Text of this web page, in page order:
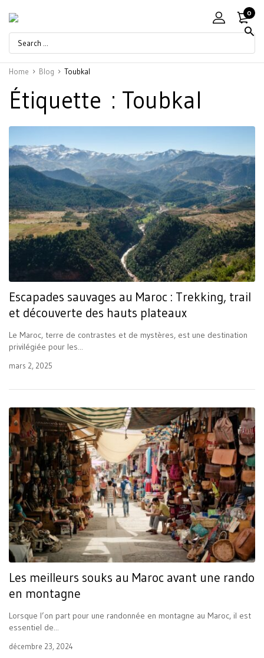
0
Home Blog Toubkal
Étiquette : Toubkal
Escapades sauvages au Maroc : Trekking, trail
et découverte des hauts plateaux
Le Maroc, terre de contrastes et de mystères, est une destination
privilégiée pour les...
mars 2, 2025
Les meilleurs souks au Maroc avant une rando
en montagne
Lorsque l’on part pour une randonnée en montagne au Maroc, il est
essentiel de...
décembre 23, 2024